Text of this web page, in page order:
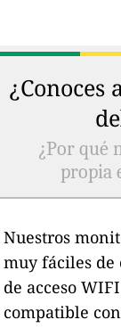
¿Conoces
¿Por qué
propia
Nuestros
muy fáciles de
de acceso
compatible